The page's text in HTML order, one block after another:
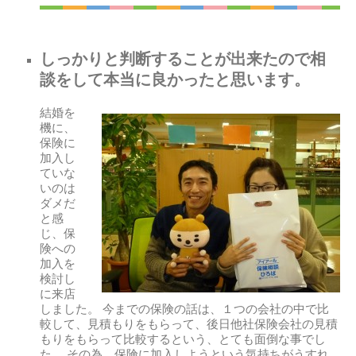
しっかりと判断することが出来たので相
談をして本当に良かったと思います。
結婚を
機に、
保険に
加入し
ていな
いのは
ダメだ
と感
じ、保
険への
加入を
検討し
に来店
しました。 今までの保険の話は、１つの会社の中で比
較して、見積もりをもらって、後日他社保険会社の見積
もりをもらって比較するという、とても面倒な事でし